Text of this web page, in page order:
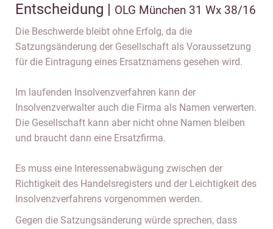
Entscheidung | OLG München 31 Wx 38/16
Die Beschwerde bleibt ohne Erfolg, da die
Satzungsänderung der Gesellschaft als Voraussetzung
für die Eintragung eines Ersatznamens gesehen wird.
Im laufenden Insolvenzverfahren kann der
Insolvenzverwalter auch die Firma als Namen verwerten.
Die Gesellschaft kann aber nicht ohne Namen bleiben
und braucht dann eine Ersatzfirma.
Es muss eine Interessenabwägung zwischen der
Richtigkeit des Handelsregisters und der Leichtigkeit des
Insolvenzverfahrens vorgenommen werden.
Gegen die Satzungsänderung würde sprechen, dass